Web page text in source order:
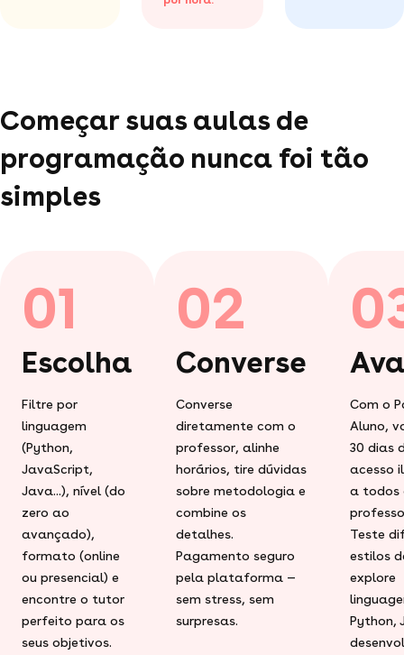
Começar suas aulas de
programação nunca foi tão
simples
01
Escolha
Filtre por
linguagem
(Python,
JavaScript,
Java...), nível (do
zero ao
avançado),
formato (online
ou presencial) e
encontre o tutor
perfeito para os
seus objetivos.
02
Converse
Converse
diretamente com o
professor, alinhe
horários, tire dúvidas
sobre metodologia e
combine os
detalhes.
Pagamento seguro
pela plataforma —
sem stress, sem
surpresas.
Com o
Aluno,
30 dias
acesso
a todos
Teste
estilos
explore
Python,